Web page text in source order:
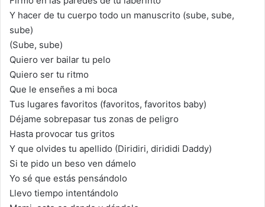
Y hacer de tu cuerpo todo un manuscrito (sube, sube,
sube)
(Sube, sube)
Quiero ver bailar tu pelo
Quiero ser tu ritmo
Que le enseñes a mi boca
Tus lugares favoritos (favoritos, favoritos baby)
Déjame sobrepasar tus zonas de peligro
Hasta provocar tus gritos
Y que olvides tu apellido (Diridiri, dirididi Daddy)
Si te pido un beso ven dámelo
Yo sé que estás pensándolo
Llevo tiempo intentándolo